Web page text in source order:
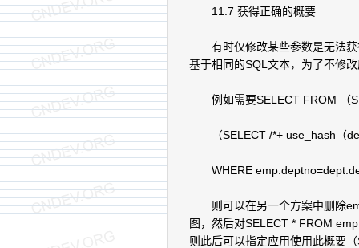
11.7 获得正确的概要
有时仅修改某些参数是无法获
基于相同的SQL文本，为了不修
例如需要SELECT FROM （
（SELECT /*+ use_hash（
WHERE
则可以在另一个方案中删除
图，然后对SELECT * FROM
则此后可以指定应用使用此概要